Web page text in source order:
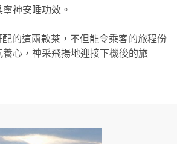
神安睡功效。
的這兩款茶，不但能令乘客的旅程份
心，神采飛揚地迎接下機後的旅